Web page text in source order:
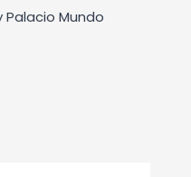
Palacio Mundo